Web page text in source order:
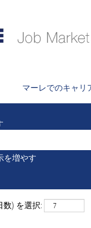
マーレでのキャリ
検
した最新の 0 件の求人
を増やす
数) を選択: